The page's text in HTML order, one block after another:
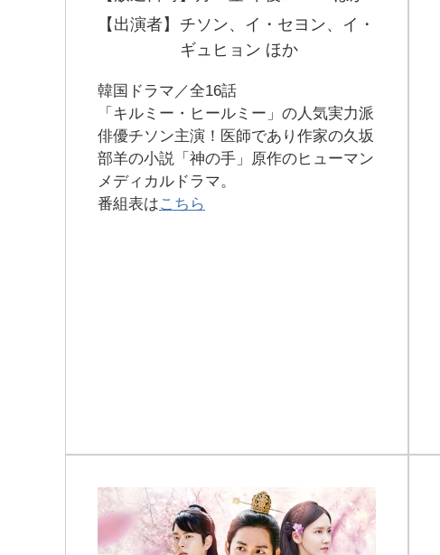
【出演者】
チソン、イ・セヨン、イ・
ギュヒョン ほか
韓国ドラマ／全16話
「キルミー・ヒールミー」の人気実力派
俳優チソン主演！医師であり作家の久坂
部羊の小説「神の手」原作のヒューマン
メディカルドラマ。
番組表はこちら